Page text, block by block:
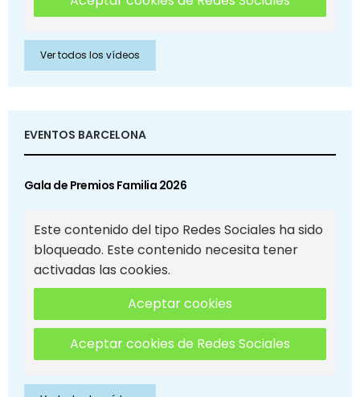
Ver todos los vídeos
EVENTOS BARCELONA
Gala de Premios Familia 2026
Este contenido del tipo Redes Sociales ha sido
bloqueado. Este contenido necesita tener
activadas las cookies.
Aceptar cookies
Aceptar cookies de Redes Sociales